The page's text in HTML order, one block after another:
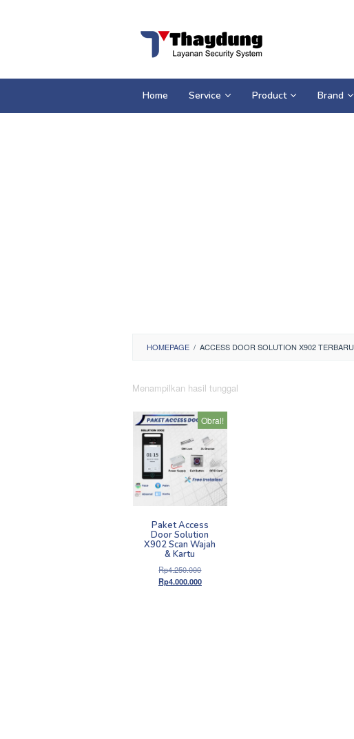
Home Service Product Brand
HOMEPAGE / ACCESS DOOR SOLUTION X902 TERBARU
Menampilkan hasil tunggal
Obral!
Paket Access
Door Solution
X902 Scan Wajah
& Kartu
Rp4.250.000Harga
aslinya
Rp4.000.000Harga